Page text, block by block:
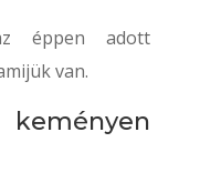
éppen adott
van.